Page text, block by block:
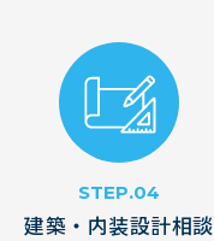
建築・内装設計相談